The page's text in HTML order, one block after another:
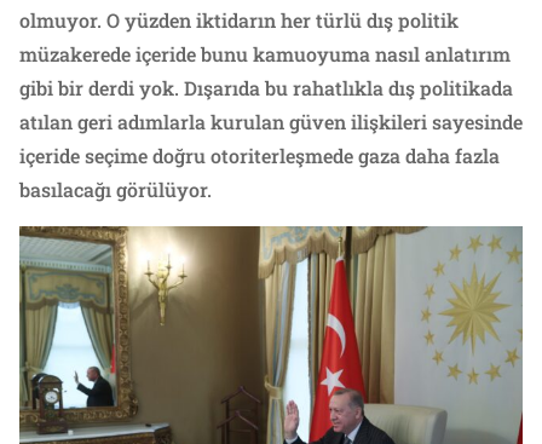
olmuyor. O yüzden iktidarın her türlü dış politik
müzakerede içeride bunu kamuoyuma nasıl anlatırım
gibi bir derdi yok. Dışarıda bu rahatlıkla dış politikada
atılan geri adımlarla kurulan güven ilişkileri sayesinde
içeride seçime doğru otoriterleşmede gaza daha fazla
basılacağı görülüyor.